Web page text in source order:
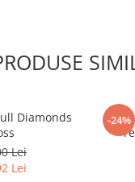
Diamonds
Lei
Lei
-24%
Set